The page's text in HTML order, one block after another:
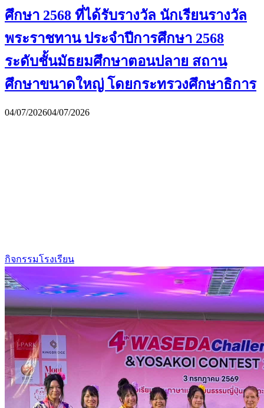
ศึกษา 2568 ที่ได้รับรางวัล นักเรียนรางวัล
พระราชทาน ประจำปีการศึกษา 2568
ระดับชั้นมัธยมศึกษาตอนปลาย สถาน
ศึกษาขนาดใหญ่ โดยกระทรวงศึกษาธิการ
04/07/202604/07/2026
กิจกรรมโรงเรียน